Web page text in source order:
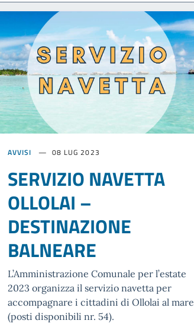
AVVISI 08 LUG 2023
SERVIZIO NAVETTA
OLLOLAI –
DESTINAZIONE
BALNEARE
L’Amministrazione Comunale per l’estate
2023 organizza il servizio navetta per
accompagnare i cittadini di Ollolai al mare
(posti disponibili nr. 54).